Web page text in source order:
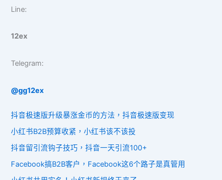
Line:
12ex
Telegram:
@gg12ex
抖音极速版升级暴涨金币的方法，抖音极速版变现
小红书B2B预算收紧，小红书该不该投
抖音留引流钩子技巧，抖音一天引流100+
Facebook搞B2B客户，Facebook这6个路子是真管用